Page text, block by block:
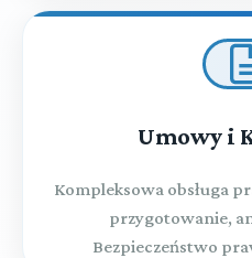
Umowy i
Kompleksowa obsługa
przygotowanie,
Bezpieczeństwo